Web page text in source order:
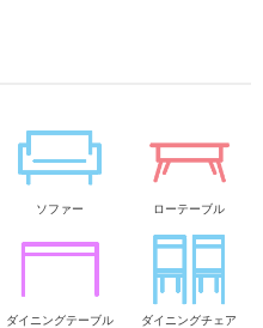
ソファー ローテーブル
ダイニングテーブル ダイニングチェア